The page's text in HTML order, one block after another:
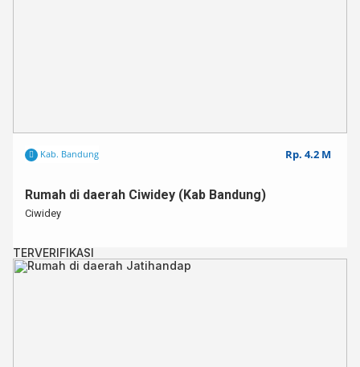
Kab. Bandung Rp. 4.2 M
Rumah di daerah Ciwidey (Kab Bandung)⁣⁣
Ciwidey
TERVERIFIKASI